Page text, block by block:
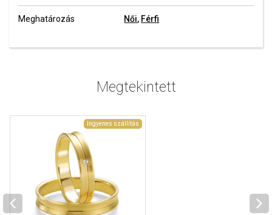
Meghatározás Női, Férfi
Megtekintett
Ingyenes szállítás